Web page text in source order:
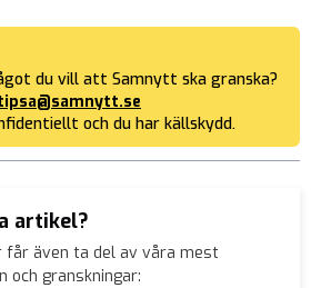
du vill att Samnytt ska granska?
och du har källskydd.
artikel?
får även ta del av våra mest
och granskningar: